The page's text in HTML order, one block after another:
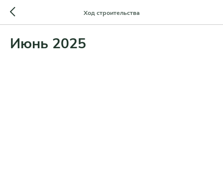
Ход строительства
Июнь 2025